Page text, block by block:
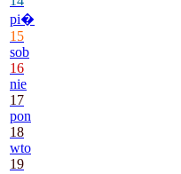
pi�
15
sob
16
nie
17
pon
18
wto
19